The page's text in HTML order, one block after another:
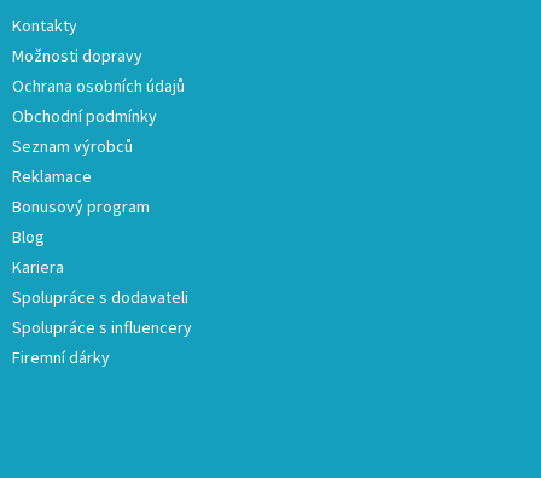
Kontakty
Možnosti dopravy
Ochrana osobních údajů
Obchodní podmínky
Seznam výrobců
Reklamace
Bonusový program
Blog
Kariera
Spolupráce s dodavateli
Spolupráce s influencery
Firemní dárky